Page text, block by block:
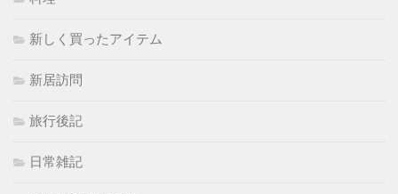
新しく買ったアイテム
新居訪問
旅行後記
日常雑記